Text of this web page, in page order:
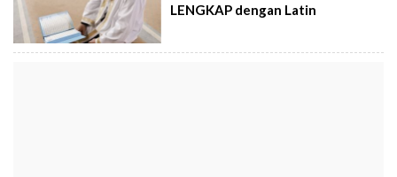
LENGKAP dengan Latin